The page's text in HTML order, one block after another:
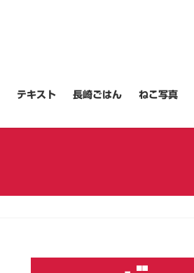
テキスト 長崎ごはん ねこ写真